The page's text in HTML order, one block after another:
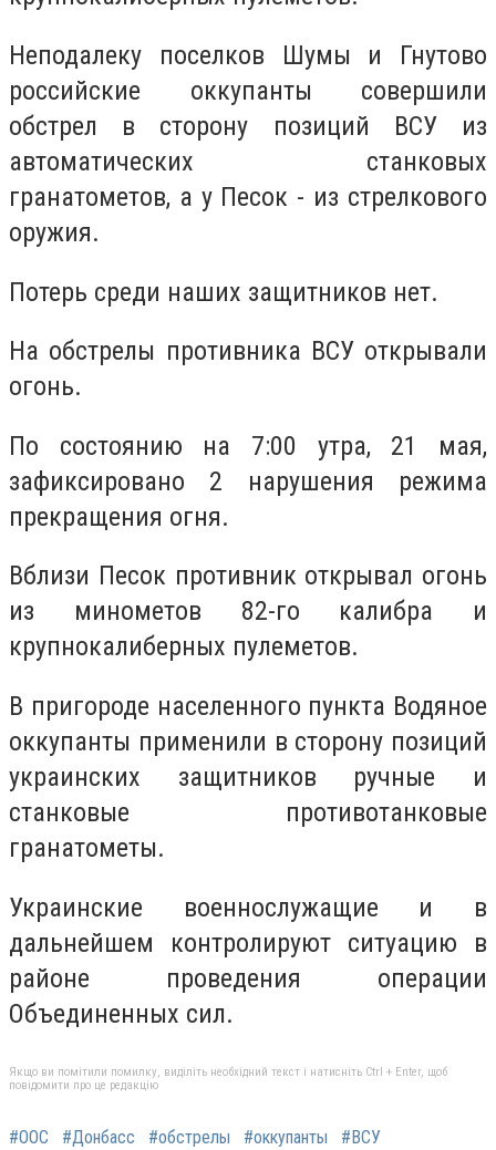
Неподалеку поселков Шумы и Гнутово
российские оккупанты совершили
обстрел в сторону позиций ВСУ из
автоматических станковых
гранатометов, а у Песок - из стрелкового
оружия.
Потерь среди наших защитников нет.
На обстрелы противника ВСУ открывали
огонь.
По состоянию на 7:00 утра, 21 мая,
зафиксировано 2 нарушения режима
прекращения огня.
Вблизи Песок противник открывал огонь
из минометов 82-го калибра и
крупнокалиберных пулеметов.
В пригороде населенного пункта Водяное
оккупанты применили в сторону позиций
украинских защитников ручные и
станковые противотанковые
гранатометы.
Украинские военнослужащие и в
дальнейшем контролируют ситуацию в
районе проведения операции
Объединенных сил.
Якщо ви помітили помилку, виділіть необхідний текст і натисніть Ctrl + Enter, щоб
повідомити про це редакцію
#ООС #Донбасс #обстрелы #оккупанты #ВСУ